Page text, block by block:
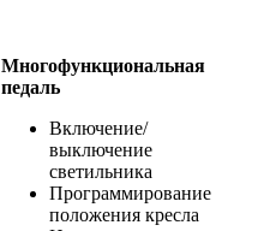
Многофункциональная
педаль
Включение/
выключение
светильника
Программирование
положения кресла